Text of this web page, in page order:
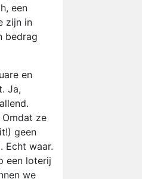
een
zijn in
bedrag
en
Ja,
ze
geen
Echt waar.
een loterij
we